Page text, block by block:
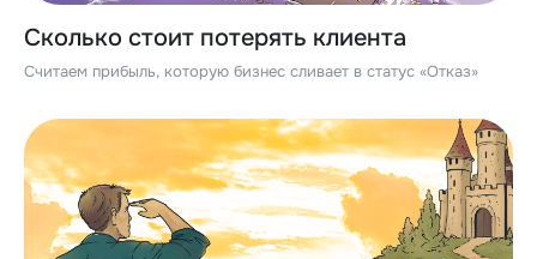
Сколько стоит потерять клиента
Считаем прибыль, которую бизнес сливает в статус «Отказ»